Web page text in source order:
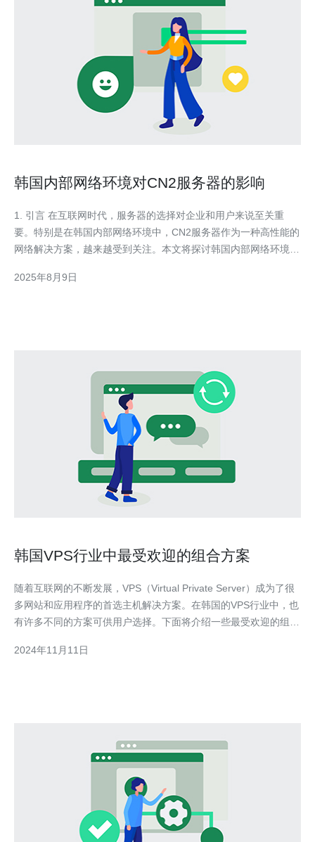
韩国内部网络环境对CN2服务器的影响
1. 引言 在互联网时代，服务器的选择对企业和用户来说至关重
要。特别是在韩国内部网络环境中，CN2服务器作为一种高性能的
网络解决方案，越来越受到关注。本文将探讨韩国内部网络环境对
服务器概述 CN2服务器是中国电信推出的一种高性能服务器，主
2025年8月9日
韩国VPS行业中最受欢迎的组合方案
随着互联网的不断发展，VPS（Virtual Private Server）成为了很
多网站和应用程序的首选主机解决方案。在韩国的VPS行业中，也
有许多不同的方案可供用户选择。下面将介绍一些最受欢迎的组合
来说，家庭娱乐方案是一个理想的选择。这种方案为用户提供了一
2024年11月11日